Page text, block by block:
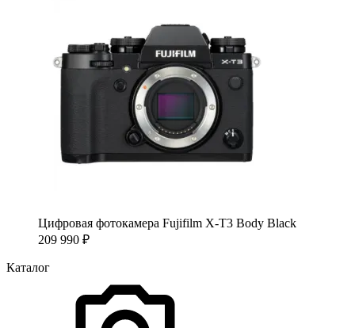
Цифровая фотокамера Fujifilm X-T3 Body Black
209 990 ₽
Каталог